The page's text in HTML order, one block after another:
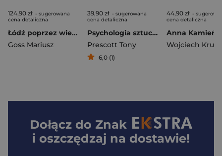
124,90 zł - sugerowana
cena detaliczna
Łódź poprzez wieki Historia miasta Tom 5 Rozmowy jak przy kawie
Goss Mariusz
39,90 zł - sugerowana
cena detaliczna
Psychologia sztucznej inteligencji
Prescott Tony
6,0 (1)
44,90 zł -
cena detaliczna
Dołącz do Znak
i oszczędzaj na dostawie!